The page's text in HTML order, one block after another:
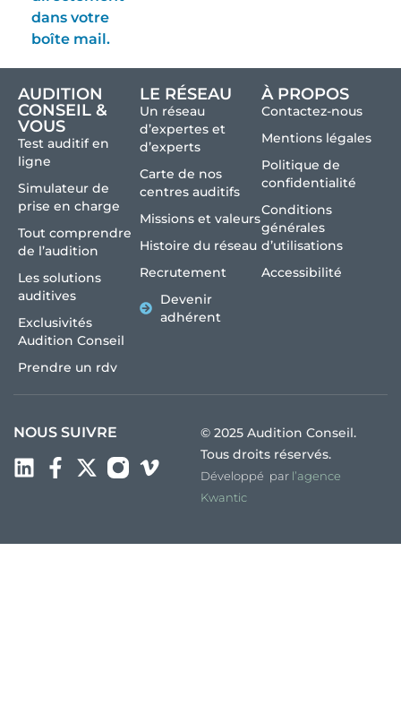
dans votre
boîte mail.
AUDITION
CONSEIL &
VOUS
Test auditif en
ligne
Simulateur de
prise en charge
Tout comprendre
de l’audition
Les solutions
auditives
Exclusivités
Audition Conseil
Prendre un rdv
LE RÉSEAU
Un réseau
d’expertes et
d’experts
Carte de nos
centres auditifs
Missions et valeurs
Histoire du réseau
Recrutement
Devenir
adhérent
À PROPOS
Contactez-nous
Mentions légales
Politique de
confidentialité
Conditions
générales
d’utilisations
Accessibilité
NOUS SUIVRE
© 2025 Audition Conseil.
Tous droits réservés.
Développé par l’agence
Kwantic